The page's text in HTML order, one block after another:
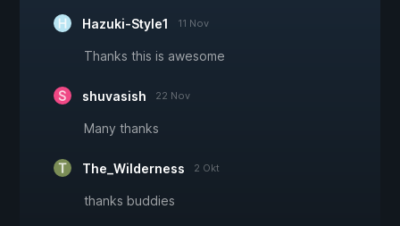
Hazuki-Style1 11 Nov
Thanks this is awesome
shuvasish 22 Nov
Many thanks
The_Wilderness 2 Okt
thanks buddies